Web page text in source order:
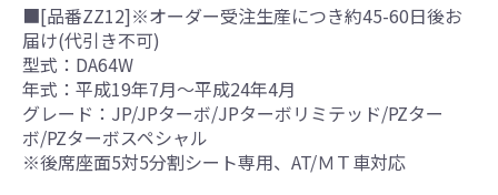
■[品番ZZ12]※オーダー受注生産につき約45-60日後お
届け(代引き不可)
型式：DA64W
年式：平成19年7月～平成24年4月
グレード：JP/JPターボ/JPターボリミテッド/PZター
ボ/PZターボスペシャル
※後席座面5対5分割シート専用、AT/ＭＴ車対応